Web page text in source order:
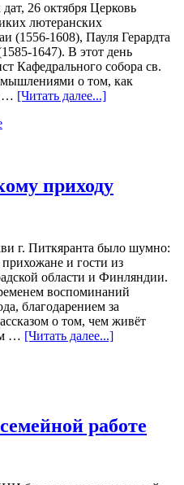
26 октября Церковь
лютеранских
(1556-1608), Пауля Герардта
1647). В этот день
Кафедрального собора св.
о том, как
… [Читать далее...]
приходу
г. Питкяранта было шумно:
и гости из
области и Финляндии.
воспоминаний
благодарением за
о том, чем живёт
… [Читать далее...]
работе